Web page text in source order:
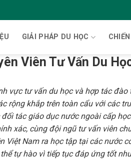
GIẢI PHÁP DU HỌC
Viên Tư Vấn Du
vực tư vấn du học và hợp tác
khắp trên toàn cẩu với các
tác giáo dục nước ngoài cấp
xác, cùng đội ngũ tư vấn viên
Việt Nam ra học tập tại các nước
tự hào vì tiếp tục đáp ứng tốt